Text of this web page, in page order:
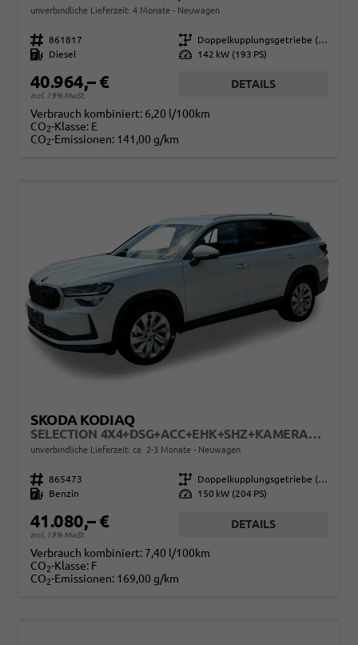
unverbindliche Lieferzeit: 4 Monate Neuwagen
Fahrzeugnr. 861817 Getriebe
Kraftstoff
Diesel Leistung 142 kW (193 PS)
40.964,– €
incl. 19% MwSt.
DETAILS
Verbrauch kombiniert: 6,20 l/100km
CO2-Klasse: E
CO2-Emissionen: 141,00 g/km
SKODA KODIAQ
SELECTION 4X4+DSG+ACC+EHK+SHZ+KAMERA+17" ALU
unverbindliche Lieferzeit: ca. 2-3 Monate Neuwagen
Fahrzeugnr. 865473 Getriebe
Doppelkupplungsgetriebe (DSG)
Kraftstoff
Benzin Leistung 150 kW (204 PS)
41.080,– €
incl. 19% MwSt.
DETAILS
Verbrauch kombiniert: 7,40 l/100km
CO2-Klasse: F
CO2-Emissionen: 169,00 g/km